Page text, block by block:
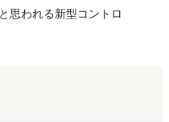
思われる新型コントロ